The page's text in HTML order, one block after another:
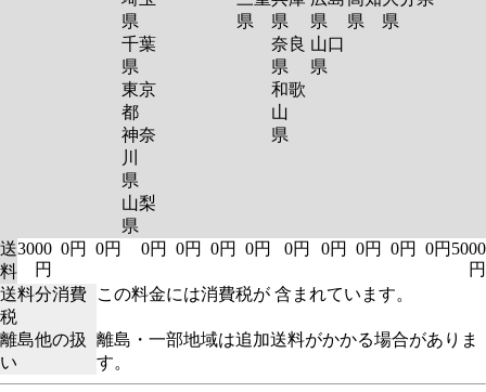
県
千葉
県
東京
都
神奈
川
県
山梨
県
県 県
奈良
県
和歌
山
県
県
山口
県
県 県
送
料
3000
円
0円 0円 0円 0円 0円 0円 0円 0円 0円 0円 0円 5000
円
送料分消費
税
この料金には消費税が 含まれています。
離島他の扱
い
離島・一部地域は追加送料がかかる場合がありま
す。